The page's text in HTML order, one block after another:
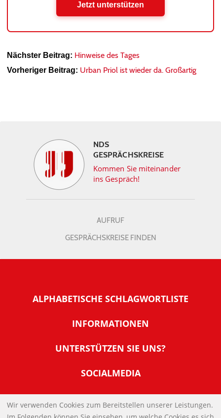
Jetzt unterstützen
Nächster Beitrag: Hinweise des Tages
Vorheriger Beitrag: Urban Priol ist wieder da. Großartig
NDS
GESPRÄCHSKREISE
Kommen Sie miteinander
ins Gespräch!
AUFRUF
GESPRÄCHSKREISE FINDEN
ALPHABETISCHE SCHLAGWORTLISTE
INFORMATIONEN
Warum NachDenkSeiten
Tipps zur Nutzung der NachDenkSeiten
Banner und E-Mail-Signaturen
Links
UNTERSTÜTZEN SIE UNS?
Werden Sie Fördermitglied
SOCIALMEDIA
IMPRESSUM
Wir verwenden Cookies zum Bereitstellen unserer Leistungen.